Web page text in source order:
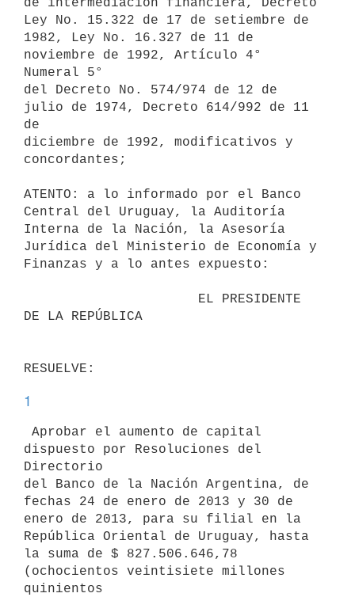
Ley No. 15.322 de 17 de setiembre de
1982, Ley No. 16.327 de 11 de
noviembre de 1992, Artículo 4°
Numeral 5°
del Decreto No. 574/974 de 12 de
julio de 1974, Decreto 614/992 de 11
de
diciembre de 1992, modificativos y
concordantes;
ATENTO: a lo informado por el Banco
Central del Uruguay, la Auditoría
Interna de la Nación, la Asesoría
Jurídica del Ministerio de Economía y
Finanzas y a lo antes expuesto:
DE LA REPÚBLICA
1
dispuesto por Resoluciones del
Directorio
del Banco de la Nación Argentina, de
fechas 24 de enero de 2013 y 30 de
enero de 2013, para su filial en la
República Oriental de Uruguay, hasta
la suma de $ 827.506.646,78
(ochocientos veintisiete millones
quinientos